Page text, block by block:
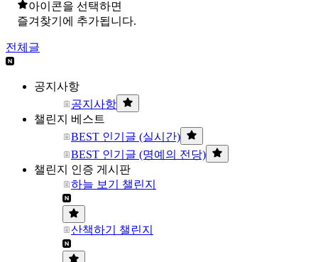
아이콘을 선택하면
즐겨찾기에 추가됩니다.
전체글
공지사항
공지사항
챌린지 베스트
BEST 인기글 (실시간)
BEST 인기글 (명예의 전당)
챌린지 인증 게시판
하늘 보기 챌린지
산책하기 챌린지